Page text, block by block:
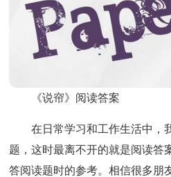
《说帘》阅读答案
在日常学习和工作生活中，
题，这时最离不开的就是阅读答
答阅读题时的参考。相信很多朋